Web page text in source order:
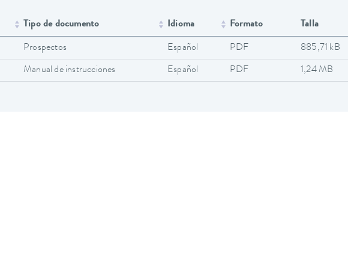
Tipo de documento Idioma Formato Talla
Prospectos Español PDF 885,71 kB
Manual de instrucciones Español PDF 1,24 MB